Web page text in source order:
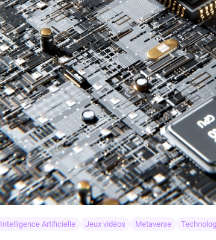
Intelligence Artificielle Jeux vidéos Metaverse